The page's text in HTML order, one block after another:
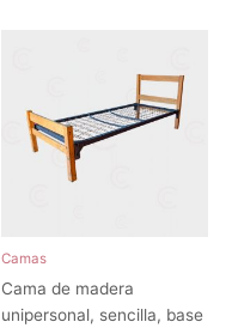
Camas
Cama de madera
unipersonal, sencilla, base